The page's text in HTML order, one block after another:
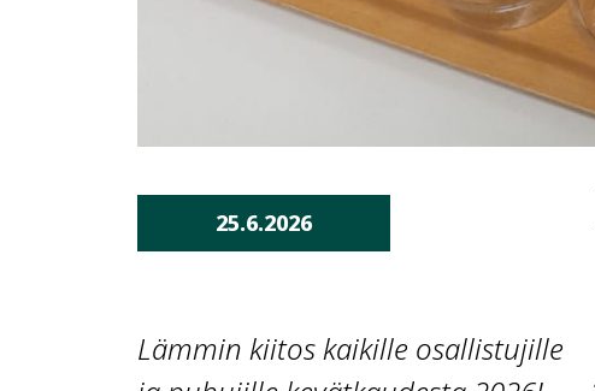
25.6.2026
Lämmin kiitos kaikille osallistujille